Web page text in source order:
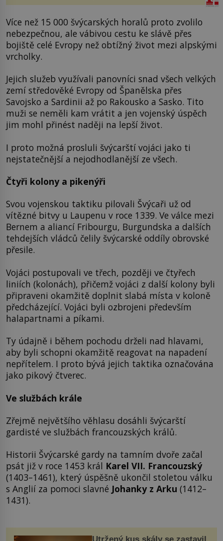
Více než 15 000 švýcarských horalů proto zvolilo
nebezpečnou, ale vábivou cestu ke slávě přes
bojiště celé Evropy než obtížný život mezi alpskými
vrcholky.
Jejich služeb využívali panovníci snad všech velkých
zemí středověké Evropy od Španělska přes
Savojsko a Sardinii až po Rakousko a Sasko. Tito
muži se neměli kam vrátit a jen vojenský úspěch
jim mohl přinést naději na lepší život.
I proto možná prosluli švýcarští vojáci jako ti
nejstatečnější a nejodhodlanější ze všech.
Čtyři kolony a pikenýři
Svou vojenskou taktiku pilovali Švýcaři už od
vítězné bitvy u Laupenu v roce 1339. Ve válce mezi
Bernem a aliancí Fribourgu, Burgundska a dalších
tehdejších vládců čelily švýcarské oddíly obrovské
přesile.
Vojáci postupovali ve třech, později ve čtyřech
liniích (kolonách), přičemž vojáci z další kolony byli
připraveni okamžitě doplnit slabá místa v koloně
předcházející. Vojáci byli ozbrojeni především
halapartnami a píkami.
Ty údajně i během pochodu drželi nad hlavami,
aby byli schopni okamžitě reagovat na napadení
nepřítelem. I proto bývá jejich taktika označována
jako pikový čtverec.
Ve službách krále
Zřejmě největšího věhlasu dosáhli švýcarští
gardisté ve službách francouzských králů.
Historii Švýcarské gardy na tamním dvoře začal
psát již v roce 1453 král Karel VII. Francouzský
(1403–1461), který úspěšně ukončil stoletou válku
s Anglií za pomoci slavné Johanky z Arku (1412–
1431).
Utržený kus skály se zastavil